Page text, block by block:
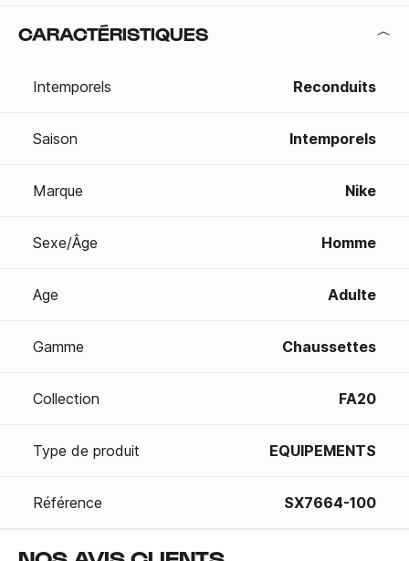
CARACTÉRISTIQUES
Intemporels Reconduits
Saison Intemporels
Marque Nike
Sexe/Âge Homme
Age Adulte
Gamme Chaussettes
Collection FA20
Type de produit EQUIPEMENTS
Référence SX7664-100